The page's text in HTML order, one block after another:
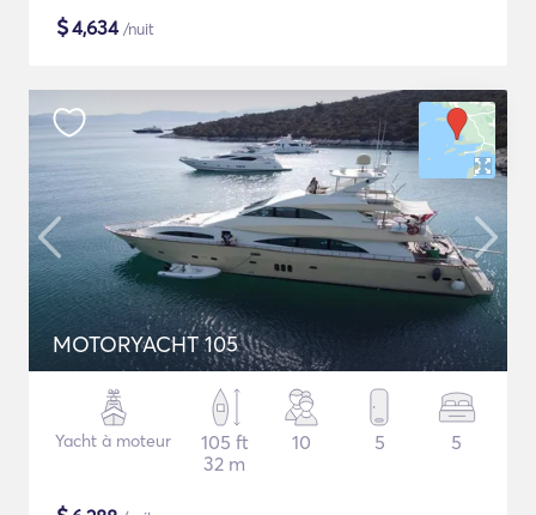
$4,634/nuit
MOTORYACHT 105
Yacht à moteur
105 ft
32 m
10 5 5